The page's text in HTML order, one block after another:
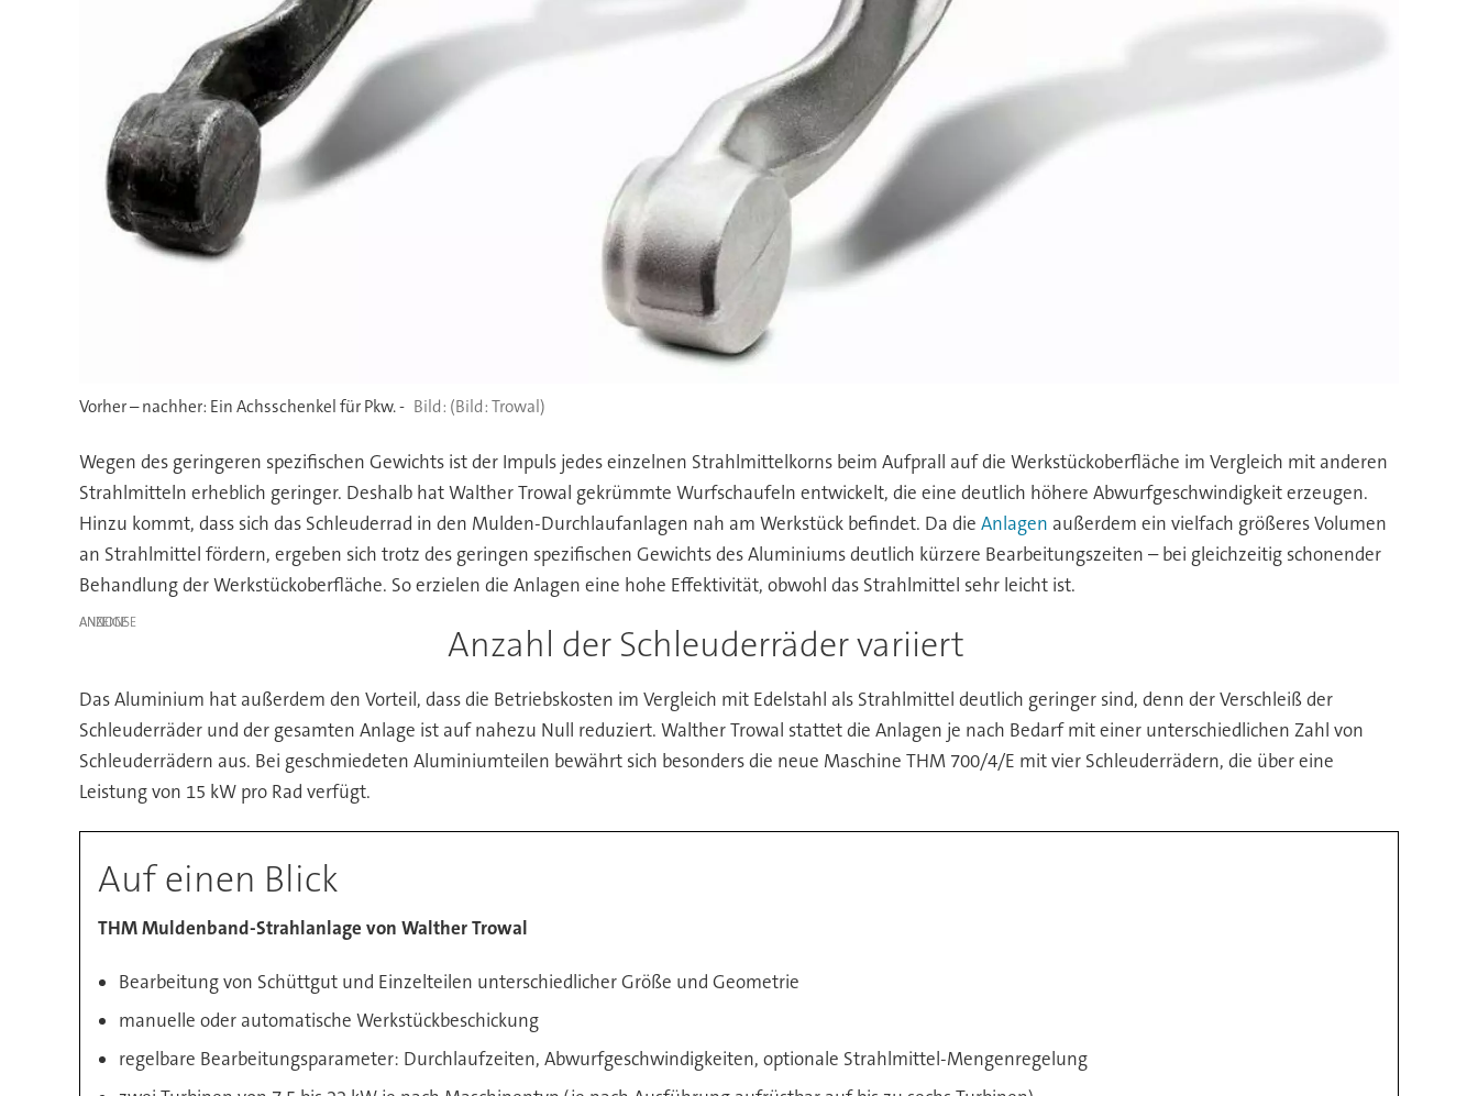
Vorher – nachher: Ein Achsschenkel für Pkw. - (Bild: Trowal)
Wegen des geringeren spezifischen Gewichts ist der Impuls jedes einzelnen Strahlmittelkorns beim Aufprall auf die Werkstückoberfläche im Vergleich mit anderen
Strahlmitteln erheblich geringer. Deshalb hat Walther Trowal gekrümmte Wurfschaufeln entwickelt, die eine deutlich höhere Abwurfgeschwindigkeit erzeugen.
Hinzu kommt, dass sich das Schleuderrad in den Mulden-Durchlaufanlagen nah am Werkstück befindet. Da die Anlagen außerdem ein vielfach größeres Volumen
an Strahlmittel fördern, ergeben sich trotz des geringen spezifischen Gewichts des Aluminiums deutlich kürzere Bearbeitungszeiten – bei gleichzeitig schonender
Behandlung der Werkstückoberfläche. So erzielen die Anlagen eine hohe Effektivität, obwohl das Strahlmittel sehr leicht ist.
ANZEIGE Anzahl der Schleuderräder variiert
Das Aluminium hat außerdem den Vorteil, dass die Betriebskosten im Vergleich mit Edelstahl als Strahlmittel deutlich geringer sind, denn der Verschleiß der
Schleuderräder und der gesamten Anlage ist auf nahezu Null reduziert. Walther Trowal stattet die Anlagen je nach Bedarf mit einer unterschiedlichen Zahl von
Schleuderrädern aus. Bei geschmiedeten Aluminiumteilen bewährt sich besonders die neue Maschine THM 700/4/E mit vier Schleuderrädern, die über eine
Leistung von 15 kW pro Rad verfügt.
Auf einen Blick
THM Muldenband-Strahlanlage von Walther Trowal
Bearbeitung von Schüttgut und Einzelteilen unterschiedlicher Größe und Geometrie
manuelle oder automatische Werkstückbeschickung
regelbare Bearbeitungsparameter: Durchlaufzeiten, Abwurfgeschwindigkeiten, optionale Strahlmittel-Mengenregelung